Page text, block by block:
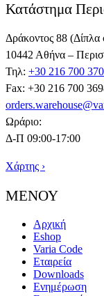
Κατάστημα
Δράκοντος 88
10442 Αθήνα –
Τηλ: +30 216 700
Fax: +30 216 700
Ωράριο:
Δ-Π 09:00-17:00
Χάρτης ›
ΜΕΝΟΥ
Αρχική
Eshop
Varia Code
Εταιρεία
Downloads
Ενημέρωση